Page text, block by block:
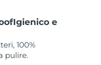
e
100%
pulire.